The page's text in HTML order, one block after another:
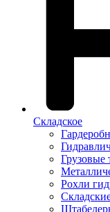
Складское
Грузовые
Рохли